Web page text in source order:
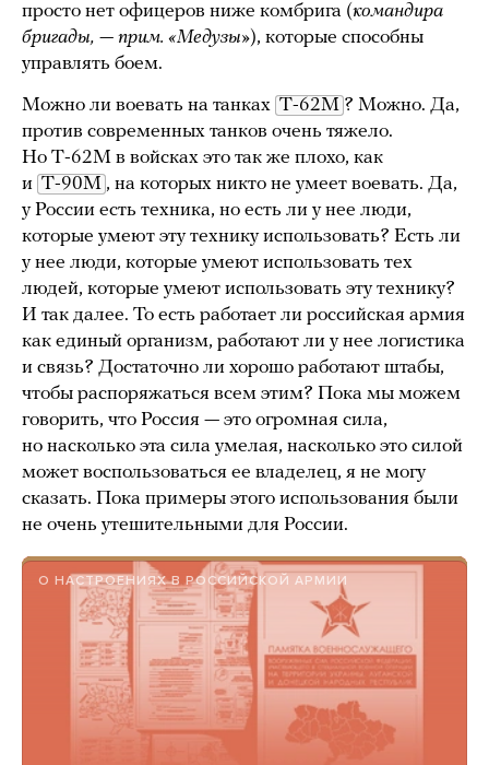
просто нет офицеров ниже комбрига (командира
бригады, — прим. «Медузы»), которые способны
управлять боем.
Можно ли воевать на танках Т-62М ? Можно. Да,
против современных танков очень тяжело.
Но Т-62М в войсках это так же плохо, как
и Т-90М , на которых никто не умеет воевать. Да,
у России есть техника, но есть ли у нее люди,
которые умеют эту технику использовать? Есть ли
у нее люди, которые умеют использовать тех
людей, которые умеют использовать эту технику?
И так далее. То есть работает ли российская армия
как единый организм, работают ли у нее логистика
и связь? Достаточно ли хорошо работают штабы,
чтобы распоряжаться всем этим? Пока мы можем
говорить, что Россия — это огромная сила,
но насколько эта сила умелая, насколько это силой
может воспользоваться ее владелец, я не могу
сказать. Пока примеры этого использования были
не очень утешительными для России.
О НАСТРОЕНИЯХ В РОССИЙСКОЙ АРМИИ